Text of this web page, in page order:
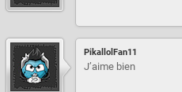
PikallolFan11
J’aime bien